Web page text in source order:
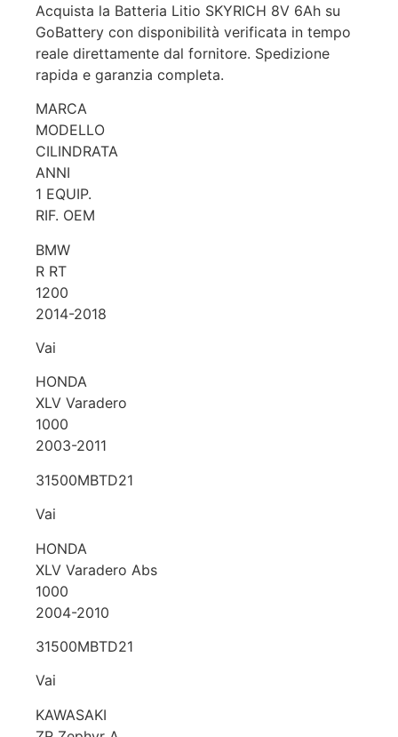
Acquista la Batteria Litio SKYRICH 8V 6Ah su
GoBattery con disponibilità verificata in tempo
reale direttamente dal fornitore. Spedizione
rapida e garanzia completa.
MARCA
MODELLO
CILINDRATA
ANNI
1 EQUIP.
RIF. OEM
BMW
R RT
1200
2014-2018
Vai
HONDA
XLV Varadero
1000
2003-2011
31500MBTD21
Vai
HONDA
XLV Varadero Abs
1000
2004-2010
31500MBTD21
Vai
KAWASAKI